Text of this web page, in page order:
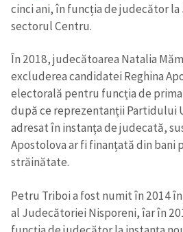
Trimite o informație
cinci ani, în funcția de judecător
sectorul Centru.
În 2018, judecătoarea Natalia
excluderea candidatei Reghina
electorală pentru funcția de
după ce reprezentanții Partidului
adresat în instanța de judecată,
Apostolova ar fi finanțată din bani
străinătate.
Petru Triboi a fost numit în 2014
al Judecătoriei Nisporeni, îar în